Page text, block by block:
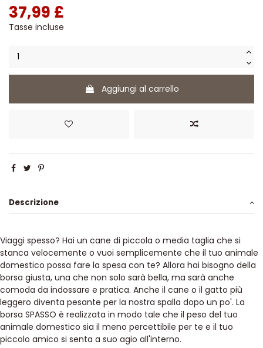
37,99 £
Tasse incluse
Aggiungi al carrello
Descrizione
Viaggi spesso? Hai un cane di piccola o media taglia che si
stanca velocemente o vuoi semplicemente che il tuo animale
domestico possa fare la spesa con te? Allora hai bisogno della
borsa giusta, una che non solo sarà bella, ma sarà anche
comoda da indossare e pratica. Anche il cane o il gatto più
leggero diventa pesante per la nostra spalla dopo un po'. La
borsa SPASSO è realizzata in modo tale che il peso del tuo
animale domestico sia il meno percettibile per te e il tuo
piccolo amico si senta a suo agio all'interno.